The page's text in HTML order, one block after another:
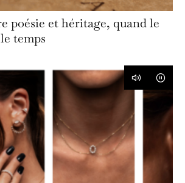
poésie et héritage, quand le
temps